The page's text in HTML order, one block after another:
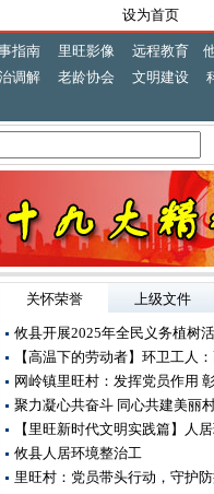
设为首页
指南 里旺影像 远程教育
调解 老龄协会 文明建设
序通告
关怀荣誉 上级文件
攸县开展2025年全民义务植树活
【高温下的劳动者】环卫工人
网岭镇里旺村：发挥党员作用
聚力凝心共奋斗 同心共建美丽
【里旺新时代文明实践篇】人
​攸县人居环境整治工
里旺村：党员带头行动，守护